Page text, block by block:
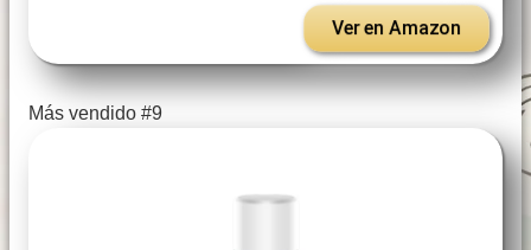
Ver en Amazon
Más vendido #9